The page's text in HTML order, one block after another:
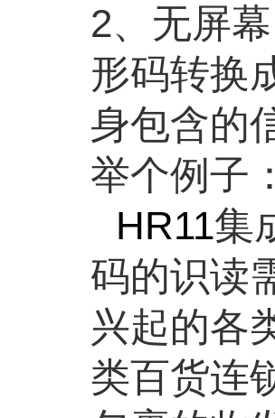
2、无屏
形码转换
身包含的
举个例子：
HR11集
码的识读
兴起的各
类百货连